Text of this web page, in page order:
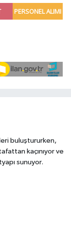
buluştururken,
kaçınıyor ve
sunuyor.